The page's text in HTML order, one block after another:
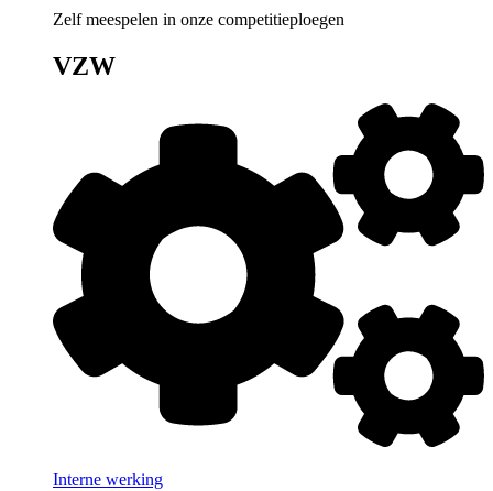
Zelf meespelen in onze competitieploegen
VZW
Interne werking